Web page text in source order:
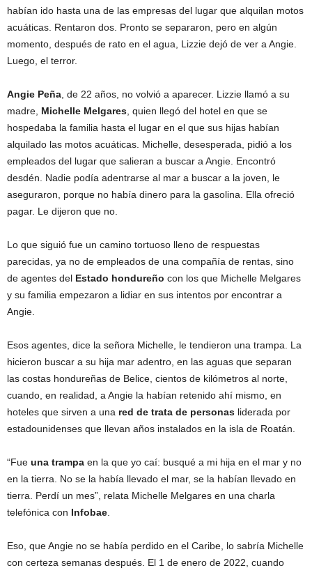
habían ido hasta una de las empresas del lugar que alquilan motos
acuáticas. Rentaron dos. Pronto se separaron, pero en algún
momento, después de rato en el agua, Lizzie dejó de ver a Angie.
Luego, el terror.
Angie Peña , de 22 años, no volvió a aparecer. Lizzie llamó a su
madre, Michelle Melgares , quien llegó del hotel en que se
hospedaba la familia hasta el lugar en el que sus hijas habían
alquilado las motos acuáticas. Michelle, desesperada, pidió a los
empleados del lugar que salieran a buscar a Angie. Encontró
desdén. Nadie podía adentrarse al mar a buscar a la joven, le
aseguraron, porque no había dinero para la gasolina. Ella ofreció
pagar. Le dijeron que no.
Lo que siguió fue un camino tortuoso lleno de respuestas
parecidas, ya no de empleados de una compañía de rentas, sino
de agentes del Estado hondureño con los que Michelle Melgares
y su familia empezaron a lidiar en sus intentos por encontrar a
Angie.
Esos agentes, dice la señora Michelle, le tendieron una trampa. La
hicieron buscar a su hija mar adentro, en las aguas que separan
las costas hondureñas de Belice, cientos de kilómetros al norte,
cuando, en realidad, a Angie la habían retenido ahí mismo, en
hoteles que sirven a una red de trata de personas liderada por
estadounidenses que llevan años instalados en la isla de Roatán.
“Fue una trampa en la que yo caí: busqué a mi hija en el mar y no
en la tierra. No se la había llevado el mar, se la habían llevado en
tierra. Perdí un mes”, relata Michelle Melgares en una charla
telefónica con Infobae
Eso, que Angie no se había perdido en el Caribe, lo sabría Michelle
con certeza semanas después. El 1 de enero de 2022, cuando